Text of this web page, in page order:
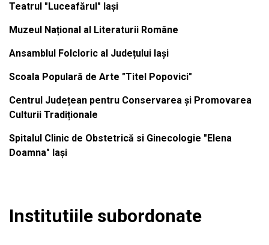
Teatrul "Luceafărul" Iași
Muzeul Național al Literaturii Române
Ansamblul Folcloric al Județului Iași
Scoala Populară de Arte "Titel Popovici"
Centrul Județean pentru Conservarea și Promovarea
Culturii Tradiționale
Spitalul Clinic de Obstetrică si Ginecologie "Elena
Doamna" Iași
Institutiile subordonate